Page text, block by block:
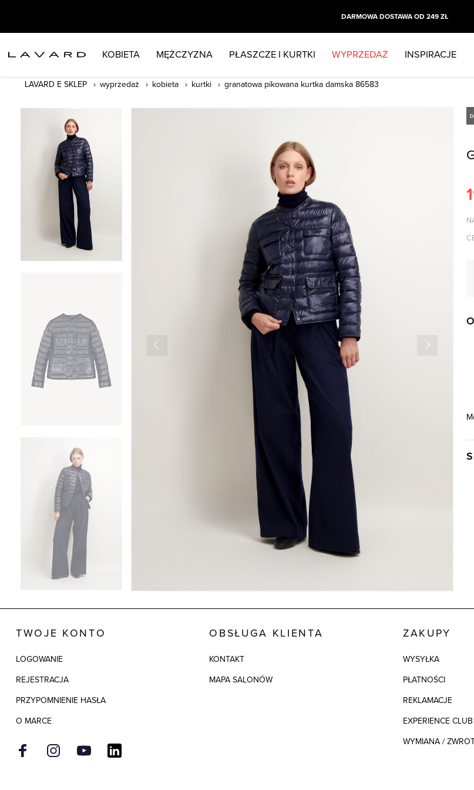
DARMOWA DOSTAWA OD 249 ZŁ
KOBIETA MĘŻCZYZNA PŁASZCZE I KURTKI WYPRZEDAŻ INSPIRACJE
LAVARD E SKLEP wyprzedaż kobieta kurtki granatowa pikowana kurtka damska 86583
TWOJE KONTO
LOGOWANIE
REJESTRACJA
PRZYPOMNIENIE HASŁA
O MARCE
OBSŁUGA KLIENTA
KONTAKT
MAPA SALONÓW
ZAKUPY
WYSYŁKA
PŁATNOŚCI
REKLAMACJE
EXPERIENCE CLUB
WYMIANA /